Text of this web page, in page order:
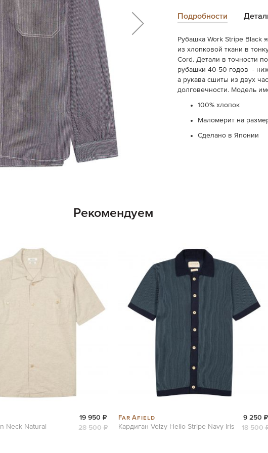
Подробности
Рубашка Work Stripe Black
из хлопковой ткани в
Cord. Детали в точности
рубашки 40-50 годов -
а рукава сшиты из двух
долговечности. Модель
100% хлопок
Маломерит на
Сделано в Японии
Рекомендуем
Neck Natural
19 950 ₽
28 500 ₽
Far Afield
Кардиган Velzy Helio Stripe Navy Iris
9 250 ₽
18 500